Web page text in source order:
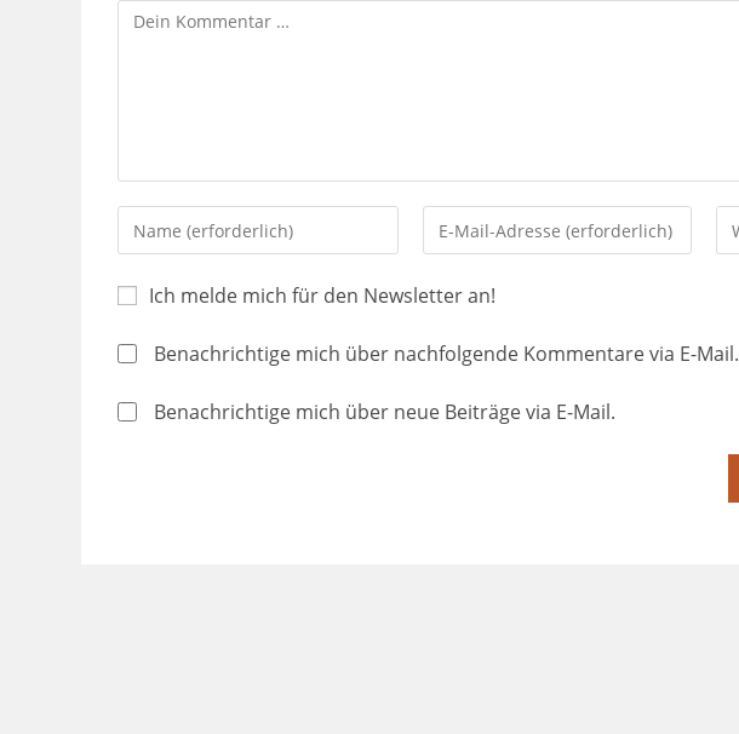
Ich melde mich für den Newsletter an!
Benachrichtige mich über nachfolgende Kommentare via E-Mail.
Benachrichtige mich über neue Beiträge via E-Mail.